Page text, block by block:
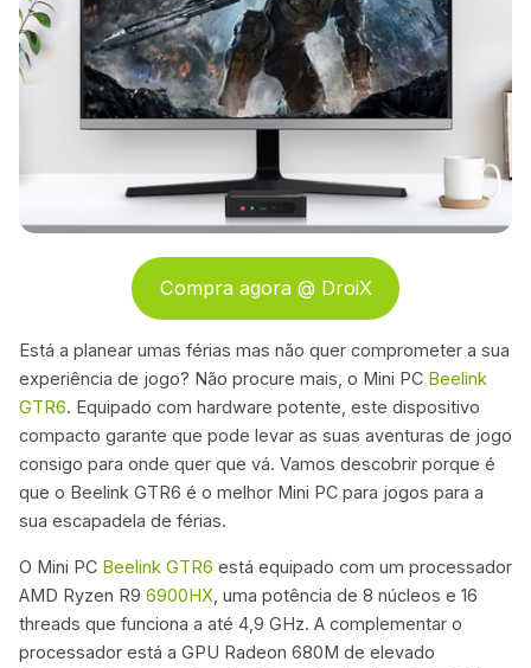
Compra agora @ DroiX
Está a planear umas férias mas não quer comprometer a sua
experiência de jogo? Não procure mais, o Mini PC Beelink
GTR6. Equipado com hardware potente, este dispositivo
compacto garante que pode levar as suas aventuras de jogo
consigo para onde quer que vá. Vamos descobrir porque é
que o Beelink GTR6 é o melhor Mini PC para jogos para a
sua escapadela de férias.
O Mini PC Beelink GTR6 está equipado com um processador
AMD Ryzen R9 6900HX , uma potência de 8 núcleos e 16
threads que funciona a até 4,9 GHz. A complementar o
processador está a GPU Radeon 680M de elevado